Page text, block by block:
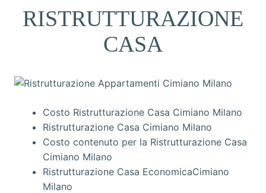
RISTRUTTURAZIONE
CASA
Costo Ristrutturazione Casa Cimiano Milano
Ristrutturazione Casa Cimiano Milano
Costo contenuto per la Ristrutturazione Casa
Cimiano Milano
Ristrutturazione Casa EconomicaCimiano
Milano